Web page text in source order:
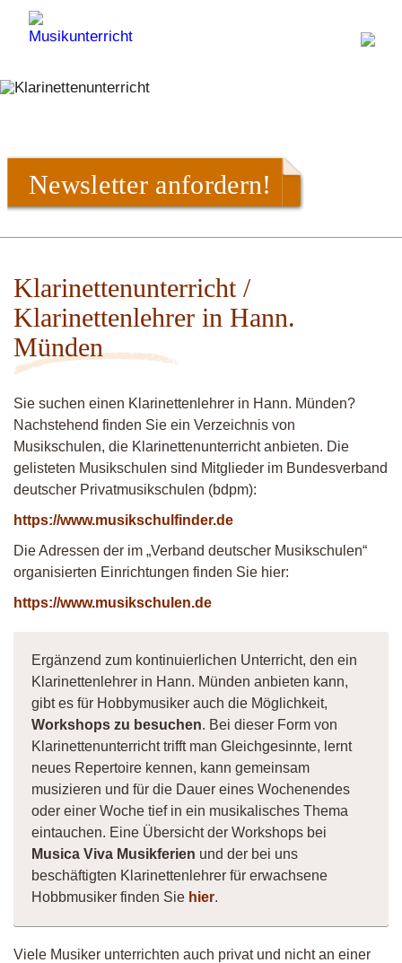
Newsletter anfordern!
Klarinettenunterricht /
Klarinettenlehrer in Hann.
Münden
Sie suchen einen Klarinettenlehrer in Hann. Münden?
Nachstehend finden Sie ein Verzeichnis von
Musikschulen, die Klarinettenunterricht anbieten. Die
gelisteten Musikschulen sind Mitglieder im Bundesverband
deutscher Privatmusikschulen (bdpm):
https://www.musikschulfinder.de
Die Adressen der im „Verband deutscher Musikschulen“
organisierten Einrichtungen finden Sie hier:
https://www.musikschulen.de
Ergänzend zum kontinuierlichen Unterricht, den ein
Klarinettenlehrer in Hann. Münden anbieten kann,
gibt es für Hobbymusiker auch die Möglichkeit,
Workshops zu besuchen. Bei dieser Form von
Klarinettenunterricht trifft man Gleichgesinnte, lernt
neues Repertoire kennen, kann gemeinsam
musizieren und für die Dauer eines Wochenendes
oder einer Woche tief in ein musikalisches Thema
eintauchen. Eine Übersicht der Workshops bei
Musica Viva Musikferien und der bei uns
beschäftigten Klarinettenlehrer für erwachsene
Hobbmusiker finden Sie hier.
Viele Musiker unterrichten auch privat und nicht an einer